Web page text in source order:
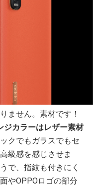
ません。素材です！
ジカラーはレザー素材
クでもガラスでもセ
級感を感じさせま
で、指紋も付きにく
やOPPOロゴの部分